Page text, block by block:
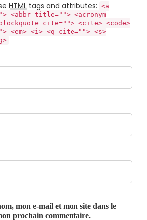
HTML tags and attributes: <a
<abbr title=""> <acronym
cite=""> <cite> <code>
<em> <i> <q cite=""> <s>
mon e-mail et mon site dans le
prochain commentaire.